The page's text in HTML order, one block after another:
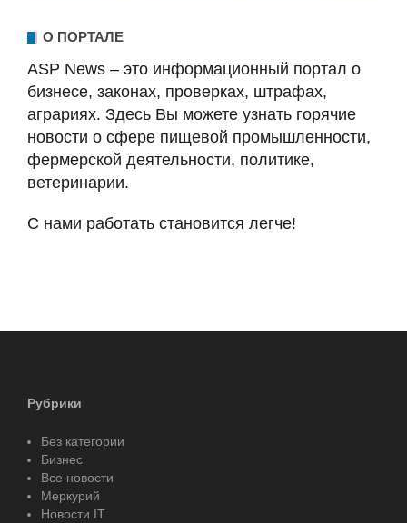
О ПОРТАЛЕ
ASP News – это информационный портал о
бизнесе, законах, проверках, штрафах,
аграриях. Здесь Вы можете узнать горячие
новости о сфере пищевой промышленности,
фермерской деятельности, политике,
ветеринарии.
С нами работать становится легче!
Рубрики
Без категории
Бизнес
Все новости
Меркурий
Новости IT